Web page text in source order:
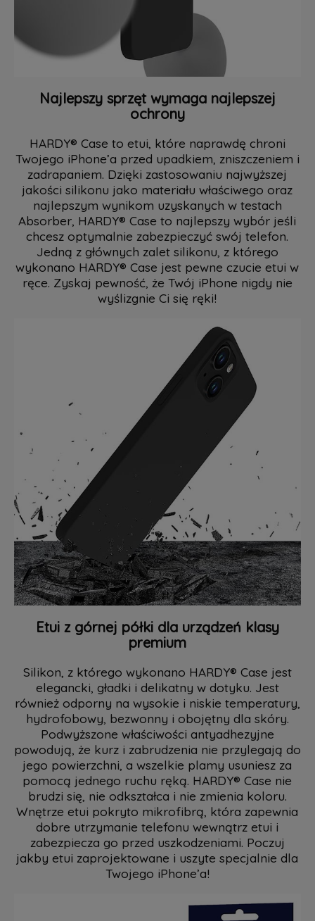
Najlepszy sprzęt wymaga najlepszej
ochrony
HARDY® Case to etui, które naprawdę chroni
Twojego iPhone’a przed upadkiem, zniszczeniem i
zadrapaniem. Dzięki zastosowaniu najwyższej
jakości silikonu jako materiału właściwego oraz
najlepszym wynikom uzyskanych w testach
Absorber, HARDY® Case to najlepszy wybór jeśli
chcesz optymalnie zabezpieczyć swój telefon.
Jedną z głównych zalet silikonu, z którego
wykonano HARDY® Case jest pewne czucie etui w
ręce. Zyskaj pewność, że Twój iPhone nigdy nie
wyślizgnie Ci się ręki!
Etui z górnej półki dla urządzeń klasy
premium
Silikon, z którego wykonano HARDY® Case jest
elegancki, gładki i delikatny w dotyku. Jest
również odporny na wysokie i niskie temperatury,
hydrofobowy, bezwonny i obojętny dla skóry.
Podwyższone właściwości antyadhezyjne
powodują, że kurz i zabrudzenia nie przylegają do
jego powierzchni, a wszelkie plamy usuniesz za
pomocą jednego ruchu ręką. HARDY® Case nie
brudzi się, nie odkształca i nie zmienia koloru.
Wnętrze etui pokryto mikrofibrą, która zapewnia
dobre utrzymanie telefonu wewnątrz etui i
zabezpiecza go przed uszkodzeniami. Poczuj
jakby etui zaprojektowane i uszyte specjalnie dla
Twojego iPhone’a!